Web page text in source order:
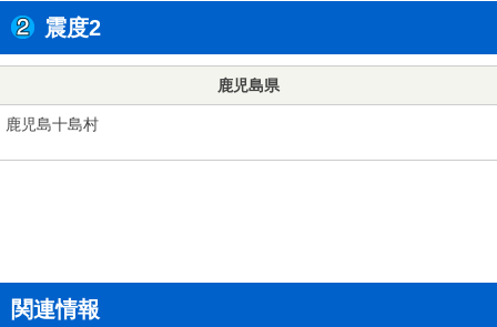
震度2
鹿児島県
鹿児島十島村
関連情報